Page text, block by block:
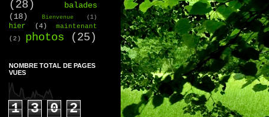
(28)
balades
(18)
Bienvenue (1)
hier (4)
maintenant
(2)
photos (25)
NOMBRE TOTAL DE PAGES
VUES
1 3 0
2